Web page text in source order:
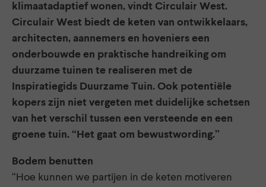
klimaatadaptief wonen, vindt Circulair West.
Circulair West biedt de keten van ontwikkelaars,
architecten, aannemers en hoveniers een
onderbouwde en praktische handreiking om
duurzame tuinen te realiseren met de
Inspiratiegids Duurzame Tuin. Ook potentiële
kopers zijn niet vergeten met duidelijke schetsen
van het verschil tussen een versteende en een
groene tuin. “Het gaat om bewustwording.”
Bodem benutten
“Hoe kunnen we partijen in de keten motiveren